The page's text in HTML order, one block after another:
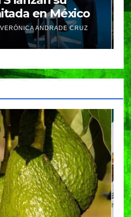
llega al
VERÓNICA ANDRADE CRUZ